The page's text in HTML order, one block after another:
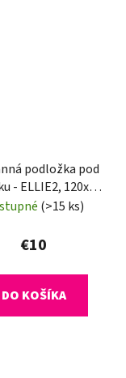
podložka pod
- ELLIE2, 120x90
cm, 0,5 mm
(>15 ks)
€10
DO KOŠÍKA